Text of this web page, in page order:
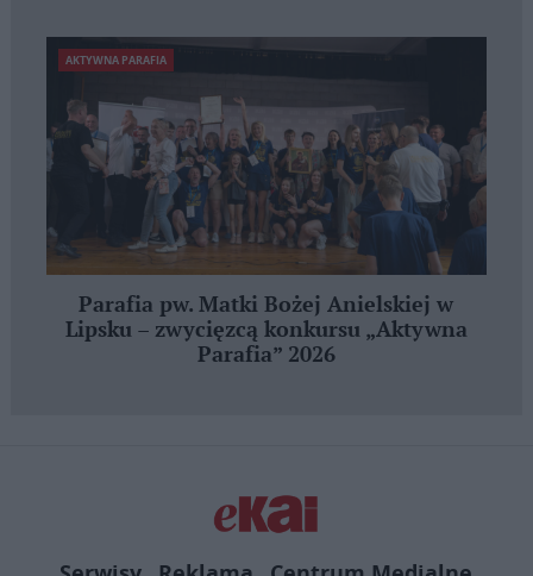
AKTYWNA PARAFIA
Parafia pw. Matki Bożej Anielskiej w
Lipsku – zwycięzcą konkursu „Aktywna
Parafia” 2026